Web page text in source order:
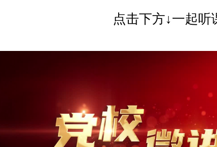
点击下方↓一起听